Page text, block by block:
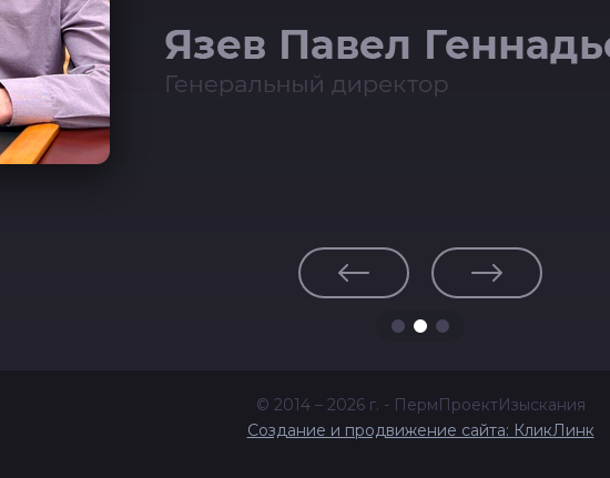
© 2014 – 2026 г. - ПермПроектИзыскания
Создание и продвижение сайта: КликЛинк